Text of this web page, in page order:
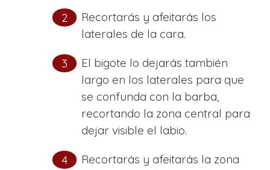
Recortarás y afeitarás los
laterales de la cara.
El bigote lo dejarás también
largo en los laterales para que
se confunda con la barba,
recortando la zona central para
dejar visible el labio.
Recortarás y afeitarás la zona